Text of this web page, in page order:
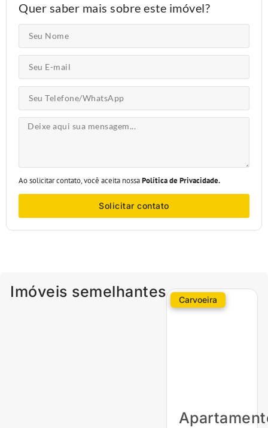
Quer saber mais sobre este imóvel?
Ao solicitar contato, você aceita nossaPolítica de Privacidade.
Solicitar contato
Imóveis semelhantes Carvoeira